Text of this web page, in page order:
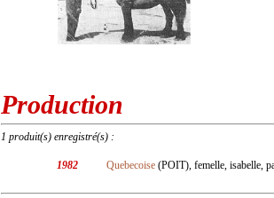
Production
1 produit(s) enregistré(s) :
1982 Quebecoise (POIT), femelle, isabelle,